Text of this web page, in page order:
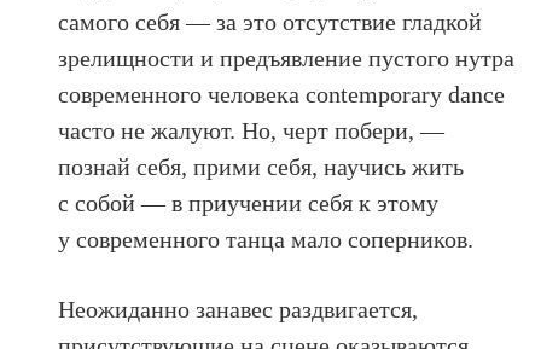
самого себя — за это отсутствие гладкой
зрелищности и предъявление пустого нутра
современного человека contemporary dance
часто не жалуют. Но, черт побери, —
познай себя, прими себя, научись жить
с собой — в приучении себя к этому
у современного танца мало соперников.
Неожиданно занавес раздвигается,